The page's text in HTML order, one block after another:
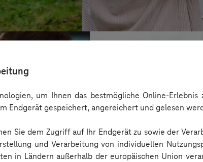
um Ihnen das bestmögliche Online-
Endgerät gespeichert, angereichert und gelesen
Sie dem Zugriff auf Ihr Endgerät zu sowie der
und Verarbeitung von individuellen
in Ländern außerhalb der europäischen Union